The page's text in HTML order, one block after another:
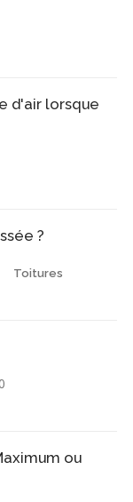
d'air lorsque
?
Toitures
ou